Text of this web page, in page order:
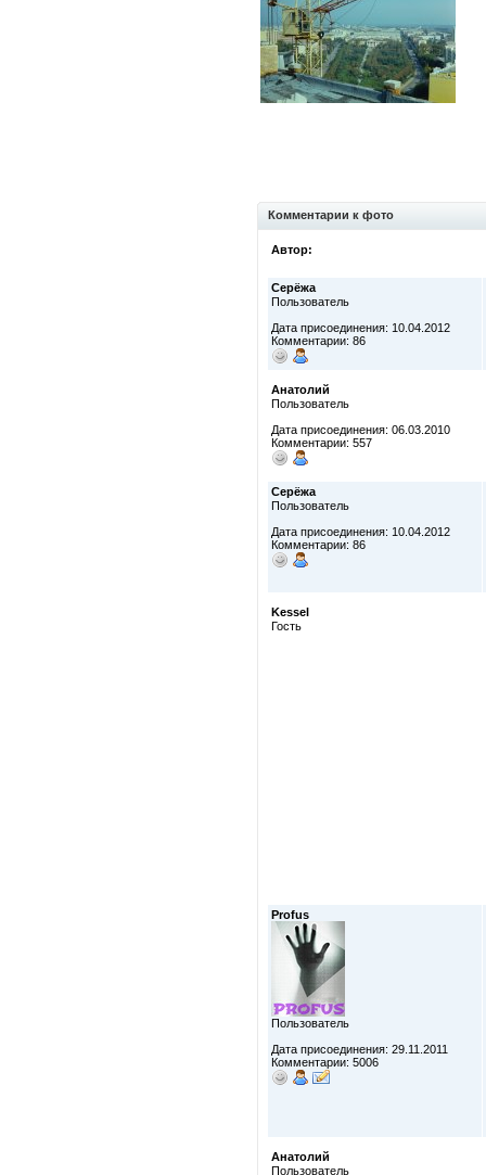
Комментарии к фото
Автор:
Серёжа
Пользователь
Дата присоединения: 10.04.2012
Комментарии: 86
Анатолий
Пользователь
Дата присоединения: 06.03.2010
Комментарии: 557
Серёжа
Пользователь
Дата присоединения: 10.04.2012
Комментарии: 86
Kessel
Гость
Profus
Пользователь
Дата присоединения: 29.11.2011
Комментарии: 5006
Анатолий
Пользователь